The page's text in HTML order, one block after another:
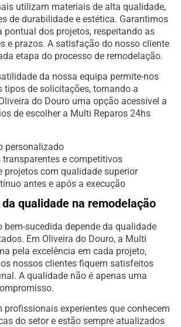
utilizam materiais de alta qualidade,
de durabilidade e estética. Garantimos
pontual dos projetos, respeitando as
e prazos. A satisfação do nosso cliente
etapa do processo de remodelação.
da nossa equipa permite-nos
tipos de solicitações, tornando a
do Douro uma opção acessível a
de escolher a Multi Reparos 24hs
personalizado
transparentes e competitivos
projetos com qualidade superior
antes e após a execução
qualidade na remodelação
bem-sucedida depende da qualidade
Em Oliveira do Douro, a Multi
pela excelência em cada projeto,
nossos clientes fiquem satisfeitos
A qualidade não é apenas uma
profissionais experientes que conhecem
do setor e estão sempre atualizados